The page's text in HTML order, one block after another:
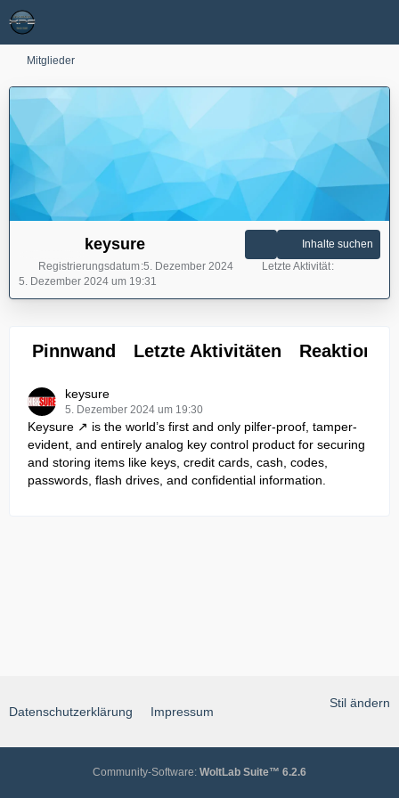
Mitglieder
keysure
Inhalte suchen
Registrierungsdatum 5. Dezember 2024
Letzte Aktivität
5. Dezember 2024 um 19:31
Pinnwand Letzte Aktivitäten Reaktionen
keysure
5. Dezember 2024 um 19:30
Keysure
is the world’s first and only pilfer-proof, tamper-
evident, and entirely analog key control product for securing
and storing items like keys, credit cards, cash, codes,
passwords, flash drives, and confidential information.
Stil ändern
Datenschutzerklärung Impressum
Community-Software: WoltLab Suite™ 6.2.6